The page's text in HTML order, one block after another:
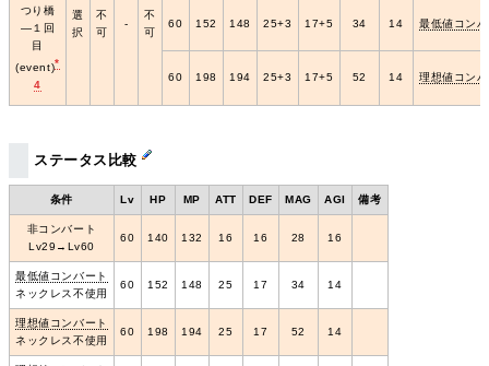
つり橋
―１回
目
(event)*
4
選
択
不
可
‐
不
可
60 152 148 25+3 17+5 34 14 最低値コン
60 198 194 25+3 17+5 52 14 理想値コン
ステータス比較
条件 Lv HP MP ATT DEF MAG AGI 備考
非コンバート
Lv29→Lv60
60 140 132 16 16 28 16
最低値コンバート
ネックレス不使用
60 152 148 25 17 34 14
理想値コンバート
ネックレス不使用
60 198 194 25 17 52 14